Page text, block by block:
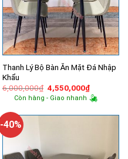
Thanh Lý Bộ Bàn Ăn Mặt Đá Nhập
Khẩu
6,000,000₫ Giá
gốc
là:
4,550,000₫Giá
hiện
tại
Còn hàng - Giao nhanh
-40%